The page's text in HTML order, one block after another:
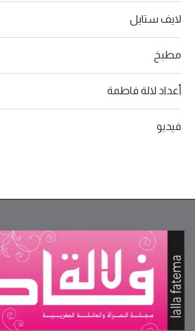
لايف ستايل
مطبخ
أعداد لالة فاطمة
فيديو